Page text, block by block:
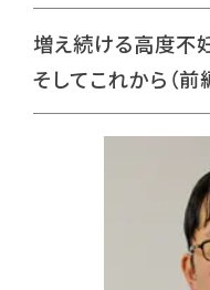
増え続ける高度不
そしてこれから（前